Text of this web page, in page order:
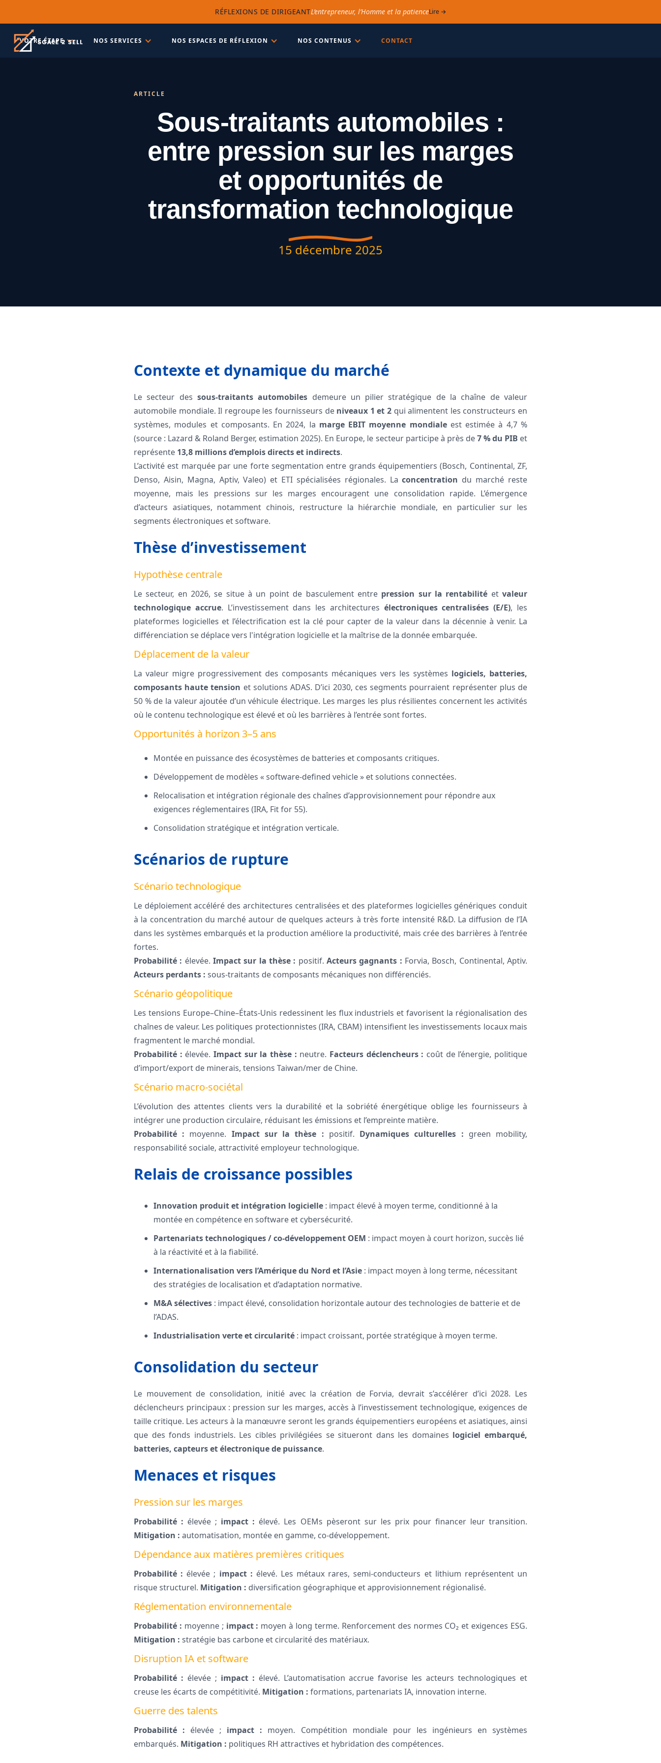
RÉFLEXIONS DE DIRIGEANTL’entrepreneur, l’Homme et la patienceLire →
VOTRE ÉTAPE NOS SERVICES NOS ESPACES DE RÉFLEXION NOS CONTENUS CONTACT
ARTICLE
Sous-traitants automobiles :
entre pression sur les marges
et opportunités de
transformation technologique
15 décembre 2025
Contexte et dynamique du marché
Le secteur des sous-traitants automobiles demeure un pilier stratégique de la chaîne de valeur
automobile mondiale. Il regroupe les fournisseurs de niveaux 1 et 2 qui alimentent les constructeurs en
systèmes, modules et composants. En 2024, la marge EBIT moyenne mondialeest estimée à 4,7 %
(source : Lazard & Roland Berger, estimation 2025). En Europe, le secteur participe à près de7 % du PIB et
représente 13,8 millions d’emplois directs et indirects.
L’activité est marquée par une forte segmentation entre grands équipementiers (Bosch, Continental, ZF,
Denso, Aisin, Magna, Aptiv, Valeo) et ETI spécialisées régionales. Laconcentration du marché reste
moyenne, mais les pressions sur les marges encouragent une consolidation rapide. L’émergence
d’acteurs asiatiques, notamment chinois, restructure la hiérarchie mondiale, en particulier sur les
segments électroniques et software.
Thèse d’investissement
Hypothèse centrale
Le secteur, en 2026, se situe à un point de basculement entre pression sur la rentabilité etvaleur
technologique accrue. L’investissement dans les architectures électroniques centralisées (E/E), les
plateformes logicielles et l’électrification est la clé pour capter de la valeur dans la décennie à venir. La
différenciation se déplace vers l'intégration logicielle et la maîtrise de la donnée embarquée.
Déplacement de la valeur
La valeur migre progressivement des composants mécaniques vers les systèmes logiciels, batteries,
composants haute tension et solutions ADAS. D’ici 2030, ces segments pourraient représenter plus de
50 % de la valeur ajoutée d’un véhicule électrique. Les marges les plus résilientes concernent les activités
où le contenu technologique est élevé et où les barrières à l’entrée sont fortes.
Opportunités à horizon 3–5 ans
Montée en puissance des écosystèmes de batteries et composants critiques.
Développement de modèles « software-defined vehicle » et solutions connectées.
Relocalisation et intégration régionale des chaînes d’approvisionnement pour répondre aux
exigences réglementaires (IRA, Fit for 55).
Consolidation stratégique et intégration verticale.
Scénarios de rupture
Scénario technologique
Le déploiement accéléré des architectures centralisées et des plateformes logicielles génériques conduit
à la concentration du marché autour de quelques acteurs à très forte intensité R&D. La diffusion de l’IA
dans les systèmes embarqués et la production améliore la productivité, mais crée des barrières à l’entrée
fortes.
Probabilité : élevée.Impact sur la thèse : positif.Acteurs gagnants : Forvia, Bosch, Continental, Aptiv.
Acteurs perdants : sous-traitants de composants mécaniques non différenciés.
Scénario géopolitique
Les tensions Europe–Chine–États-Unis redessinent les flux industriels et favorisent la régionalisation des
chaînes de valeur. Les politiques protectionnistes (IRA, CBAM) intensifient les investissements locaux mais
fragmentent le marché mondial.
Probabilité : élevée.Impact sur la thèse : neutre. Facteurs déclencheurs : coût de l’énergie, politique
d’import/export de minerais, tensions Taiwan/mer de Chine.
Scénario macro-sociétal
L’évolution des attentes clients vers la durabilité et la sobriété énergétique oblige les fournisseurs à
intégrer une production circulaire, réduisant les émissions et l’empreinte matière.
Probabilité : moyenne. Impact sur la thèse : positif. Dynamiques culturelles : green mobility,
responsabilité sociale, attractivité employeur technologique.
Relais de croissance possibles
Innovation produit et intégration logicielle : impact élevé à moyen terme, conditionné à la
montée en compétence en software et cybersécurité.
Partenariats technologiques / co-développement OEM : impact moyen à court horizon, succès lié
à la réactivité et à la fiabilité.
Internationalisation vers l’Amérique du Nord et l’Asie : impact moyen à long terme, nécessitant
des stratégies de localisation et d’adaptation normative.
M&A sélectives : impact élevé, consolidation horizontale autour des technologies de batterie et de
l’ADAS.
Industrialisation verte et circularité : impact croissant, portée stratégique à moyen terme.
Consolidation du secteur
Le mouvement de consolidation, initié avec la création de Forvia, devrait s’accélérer d’ici 2028. Les
déclencheurs principaux : pression sur les marges, accès à l’investissement technologique, exigences de
taille critique. Les acteurs à la manœuvre seront les grands équipementiers européens et asiatiques, ainsi
que des fonds industriels. Les cibles privilégiées se situeront dans les domaines logiciel embarqué,
batteries, capteurs et électronique de puissance.
Menaces et risques
Pression sur les marges
Probabilité : élevée ; impact : élevé. Les OEMs pèseront sur les prix pour financer leur transition.
Mitigation : automatisation, montée en gamme, co-développement.
Dépendance aux matières premières critiques
Probabilité : élevée ; impact : élevé. Les métaux rares, semi-conducteurs et lithium représentent un
risque structurel. Mitigation : diversification géographique et approvisionnement régionalisé.
Réglementation environnementale
Probabilité : moyenne ; impact : moyen à long terme. Renforcement des normes CO₂ et exigences ESG.
Mitigation : stratégie bas carbone et circularité des matériaux.
Disruption IA et software
Probabilité : élevée ; impact : élevé. L’automatisation accrue favorise les acteurs technologiques et
creuse les écarts de compétitivité. Mitigation : formations, partenariats IA, innovation interne.
Guerre des talents
Probabilité : élevée ; impact : moyen. Compétition mondiale pour les ingénieurs en systèmes
embarqués. Mitigation : politiques RH attractives et hybridation des compétences.